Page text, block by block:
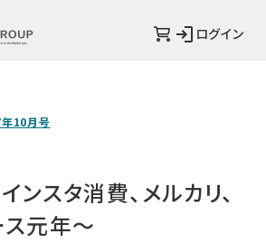
ログイン
10月号
スタ消費、メルカリ、
ス元年～